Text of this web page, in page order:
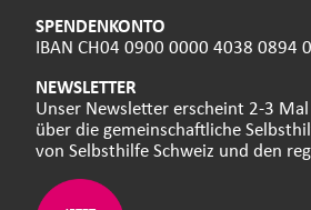
SPENDENKONTO
IBAN CH04 0900 0000 4038 0894 0
NEWSLETTER
Unser Newsletter erscheint 2-3
über die gemeinschaftliche
von Selbsthilfe Schweiz und den